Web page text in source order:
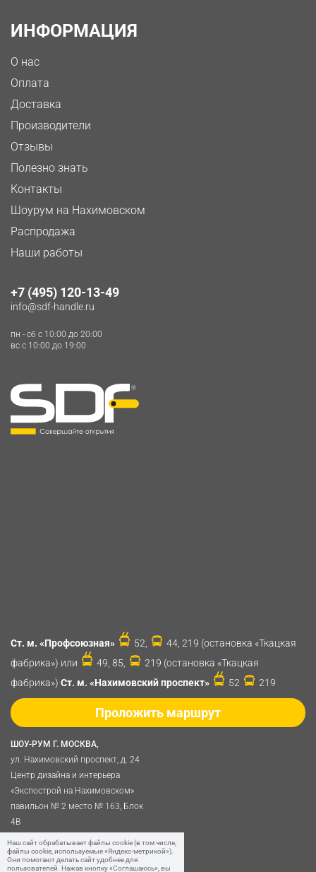
ИНФОРМАЦИЯ
О нас
Оплата
Доставка
Производители
Отзывы
Полезно знать
Контакты
Шоурум на Нахимовском
Распродажа
Наши работы
+7 (495) 120-13-49
info@sdf-handle.ru
пн - сб c 10:00 до 20:00
вс c 10:00 до 19:00
ШОУ-РУМ Г. МОСКВА,
ул. Нахимовский проспект, д. 24
Центр дизайна и интерьера
«Экспострой на Нахимовском»
павильон № 2 место № 163, Блок
4B
Политика обработки
персональных данных
Ст. м. «Профсоюзная» 52,
44, 219 (остановка «Ткацкая
фабрика») или
49, 85,
219 (остановка «Ткацкая
фабрика») Ст. м. «Нахимовский проспект» 52 219
Проложить маршрут
Наш сайт обрабатывает файлы cookie (в том числе,
файлы cookie, используемые «Яндекс-метрикой»).
Они помогают делать сайт удобнее для
пользователей. Нажав кнопку «Соглашаюсь», вы